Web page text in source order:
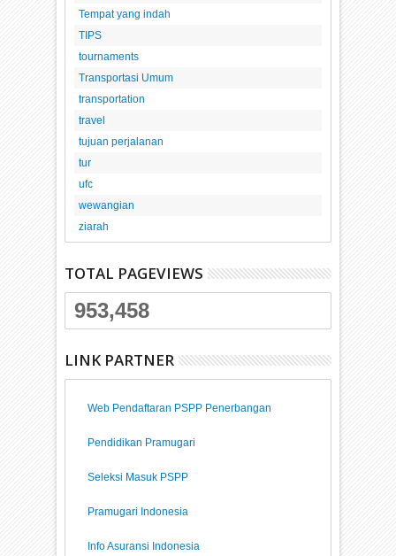
Tempat yang indah
TIPS
tournaments
Transportasi Umum
transportation
travel
tujuan perjalanan
tur
ufc
wewangian
ziarah
TOTAL PAGEVIEWS
953,458
LINK PARTNER
Web Pendaftaran PSPP Penerbangan
Pendidikan Pramugari
Seleksi Masuk PSPP
Pramugari Indonesia
Info Asuransi Indonesia